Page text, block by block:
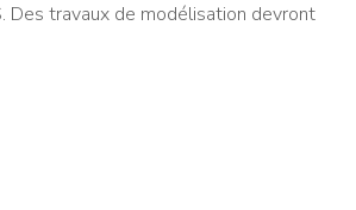
Des travaux de modélisation devront